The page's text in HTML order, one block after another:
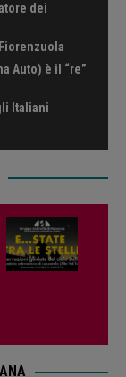
dei
Auto) è il “re”
Italiani